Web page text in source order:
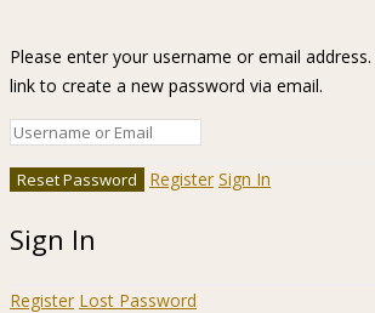
Please enter your username or email
link to create a new password via email.
Register Sign In
Sign In
Register Lost Password